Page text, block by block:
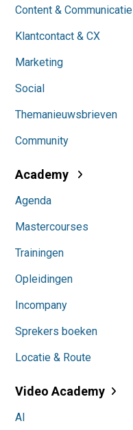
Content & Communicatie
Klantcontact & CX
Marketing
Social
Themanieuwsbrieven
Community
Academy
Agenda
Mastercourses
Trainingen
Opleidingen
Incompany
Sprekers boeken
Locatie & Route
Video Academy
AI